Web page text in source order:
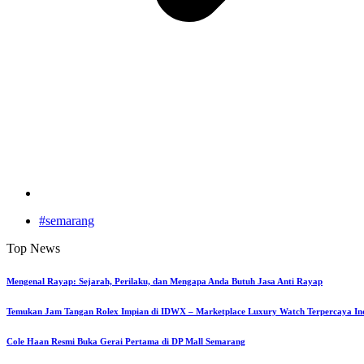
#semarang
Top News
Mengenal Rayap: Sejarah, Perilaku, dan Mengapa Anda Butuh Jasa Anti Rayap
Temukan Jam Tangan Rolex Impian di IDWX – Marketplace Luxury Watch Terpercaya
Cole Haan Resmi Buka Gerai Pertama di DP Mall Semarang